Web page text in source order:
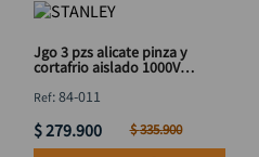
Jgo 3 pzs alicate pinza y
cortafrio aislado 1000V
:84-011
$279.900 $335.900